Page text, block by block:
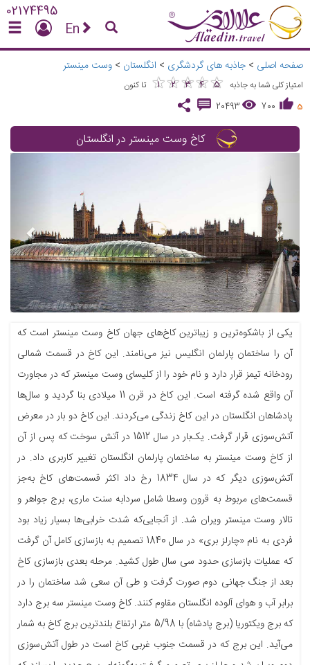
02174495
En
صفحه اصلی > جاذبه های گردشگری > انگلستان > وست مینستر
امتیاز کلی شما به جاذبه ★
1 ★
2 ★
3 ★
4 ★
5
★★★★★
تا کنون
5
700
20493
کاخ وست مینستر در انگلستان
یکی از باشکوه‌ترین و زیباترین کاخ‌های جهان کاخ وست مینستر است که
آن را ساختمان پارلمان انگلیس نیز می‌نامند. این کاخ در قسمت شمالی
رودخانه تیمز قرار دارد و نام خود را از کلیسای وست مینستر که در مجاورت
آن واقع شده گرفته است. این کاخ در قرن 11 میلادی بنا گردید و سال‌ها
پادشاهان انگلستان در این کاخ زندگی می‌کردند. این کاخ دو بار در معرض
آتش‌سوزی قرار گرفت. یک‌بار در سال 1512 در آتش سوخت که پس از آن
از کاخ وست مینستر به‌ ساختمان پارلمان انگلستان تغییر کاربری داد. در
آتش‌سوزی دیگر که در سال 1834 رخ داد اکثر قسمت‌های کاخ به‌جز
قسمت‌های مربوط به قرون وسطا شامل سردابه سنت ماری، برج جواهر و
تالار وست مینستر ویران شد. از آنجایی‌که شدت خرابی‌ها بسیار زیاد بود
فردی به نام «چارلز بری» در سال 1840 تصمیم به بازسازی کامل آن گرفت
که عملیات بازسازی حدود سی سال طول کشید. مرحله بعدی بازسازی کاخ
بعد از جنگ جهانی دوم صورت گرفت و طی آن سعی شد ساختمان را در
برابر آب‌ و هوای آلوده انگلستان مقاوم کنند. کاخ وست مینستر سه برج دارد
که برج ویکتوریا (برج پادشاه) با 5/98 متر ارتفاع بلندترین برج کاخ به شمار
می‌آید. این برج که در قسمت جنوب غربی کاخ است در طول آتش‌سوزی